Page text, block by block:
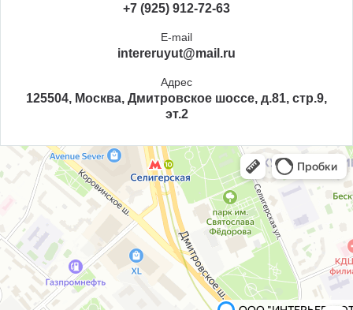
+7 (925) 912-72-63
E-mail
intereruyut@mail.ru
Адрес
125504, Москва, Дмитровское шоссе, д.81, стр.9,
эт.2